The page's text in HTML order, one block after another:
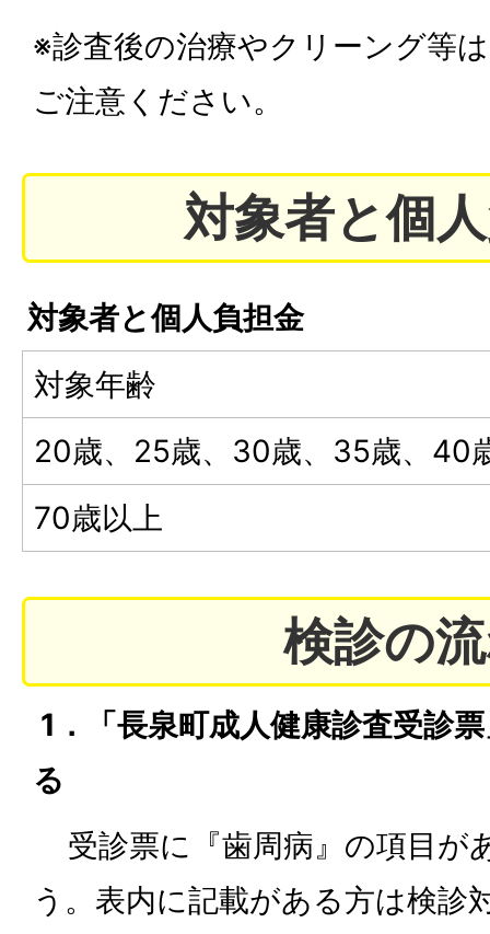
※診査後の治療やクリーング等
ご注意ください。
対象者と個
対象者と個人負担金
対象年齢
20歳、25歳、30歳、35歳、40
70歳以上
検診の
1．「長泉町成人健康診査受診
る
受診票に『歯周病』の項目が
う。表内に記載がある方は検診